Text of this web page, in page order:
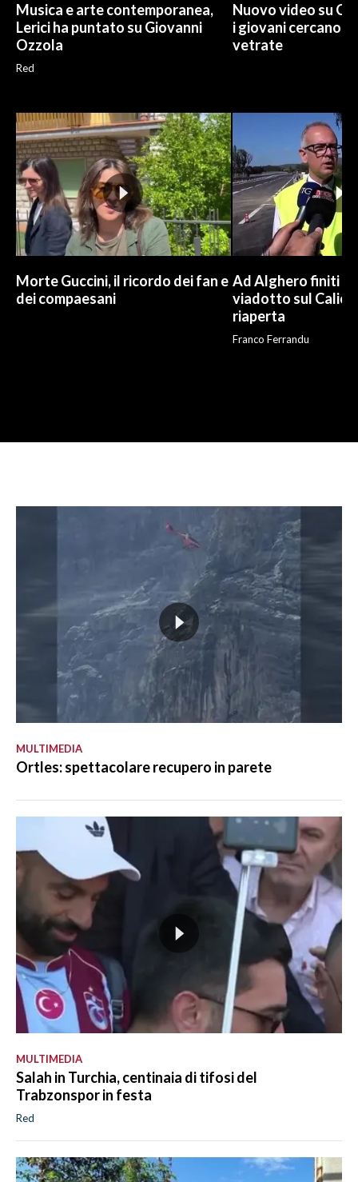
Musica e arte contemporanea,
Lerici ha puntato su Giovanni
Ozzola
Red
Nuovo video su
i giovani cercano
vetrate
Morte Guccini, il ricordo dei fan e
dei compaesani
Ad Alghero finiti i
viadotto sul
riaperta
Franco Ferrandu
MULTIMEDIA
Ortles: spettacolare recupero in parete
MULTIMEDIA
Salah in Turchia, centinaia di tifosi del
Trabzonspor in festa
Red